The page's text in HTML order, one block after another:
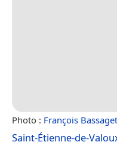
Photo : François Bassaget
Saint-Étienne-de-